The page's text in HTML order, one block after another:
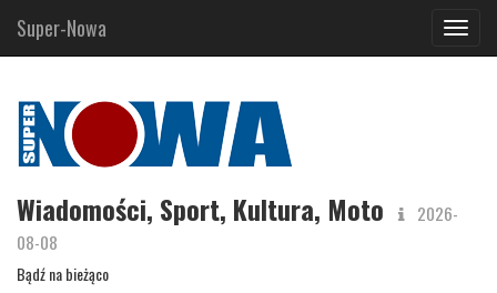
Super-Nowa
Wiadomości, Sport, Kultura, Moto
2026-
08-08
Bądź na bieżąco